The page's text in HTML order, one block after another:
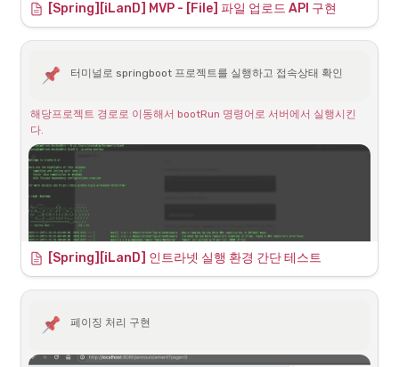
[Spring][iLanD] MVP - [File] 파일 업로드 API 구현
터미널로 springboot 프로젝트를 실행하고 접속상태 확인
해당프로젝트 경로로 이동해서 bootRun 명령어로 서버에서 실행시킨
다.
해당 서버 localhost에서는 당연히 기본적으로 작동하며,
[Spring][iLanD] 인트라넷 실행 환경 간단 테스트
페이징 처리 구현